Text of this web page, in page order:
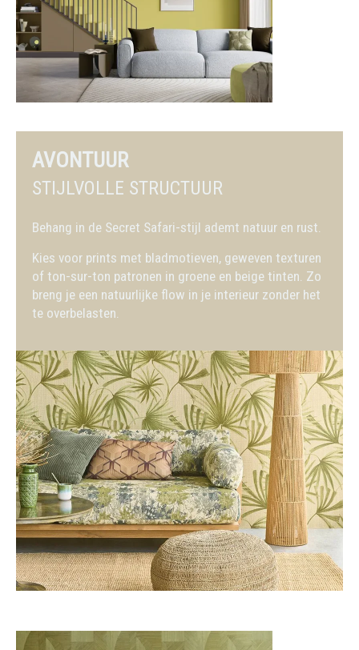
AVONTUUR
STIJLVOLLE STRUCTUUR
Behang in de Secret Safari-stijl ademt natuur en rust.
Kies voor prints met bladmotieven, geweven texturen
of ton-sur-ton patronen in groene en beige tinten. Zo
breng je een natuurlijke flow in je interieur zonder het
te overbelasten.